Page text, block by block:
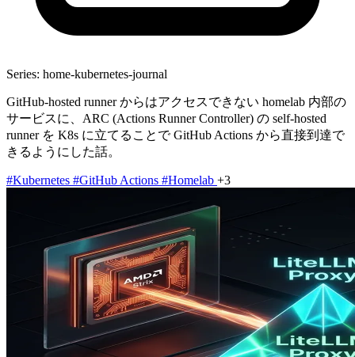
Series: home-kubernetes-journal
GitHub-hosted runner からはアクセスできない homelab 内部の
サービスに、ARC (Actions Runner Controller) の self-hosted
runner を K8s に立てることで GitHub Actions から直接到達で
きるようにした話。
#Kubernetes #GitHub Actions #Homelab +3